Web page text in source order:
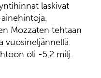
laskivat
Mozzaten tehtaan
vuosineljännellä.
oli -5,2 milj.